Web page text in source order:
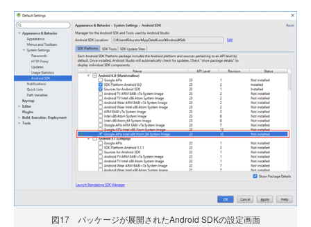
図17 パッケージが展開されたAndroid SDKの設定画面